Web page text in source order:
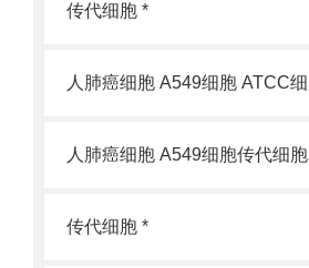
传代细胞 *
人肺癌细胞 A549细胞传代细胞
传代细胞 *